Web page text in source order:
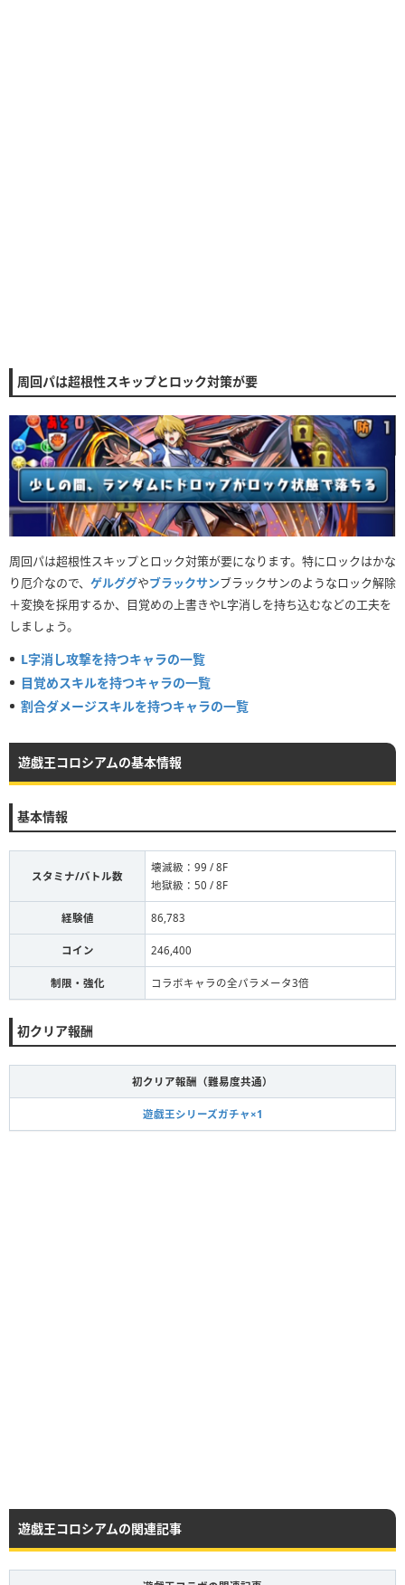
周回パは超根性スキップとロック対策が要
周回パは超根性スキップとロック対策が要になります。特にロックはかな
り厄介なので、 ゲルググやブラックサンブラックサンのようなロック解除
＋変換を採用するか、目覚めの上書きやL字消しを持ち込むなどの工夫を
しましょう。
L字消し攻撃を持つキャラの一覧
目覚めスキルを持つキャラの一覧
割合ダメージスキルを持つキャラの一覧
遊戯王コロシアムの基本情報
基本情報
スタミナ/バトル数
壊滅級：99 / 8F
地獄級：50 / 8F
経験値 86,783
コイン 246,400
制限・強化 コラボキャラの全パラメータ3倍
初クリア報酬
初クリア報酬（難易度共通）
遊戯王シリーズガチャ×1
遊戯王コロシアムの関連記事